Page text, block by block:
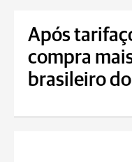
Após
compra
brasileiro